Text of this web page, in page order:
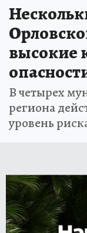
высокие
В четырех
региона
уровень